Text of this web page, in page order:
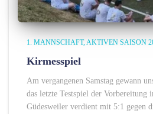
1. MANNSCHAFT AKTIVEN SAISON
Kirmesspiel
Am vergangenen Samstag gewann
das letzte Testspiel der Vorbereitung
Güdesweiler verdient mit 5:1 gegen